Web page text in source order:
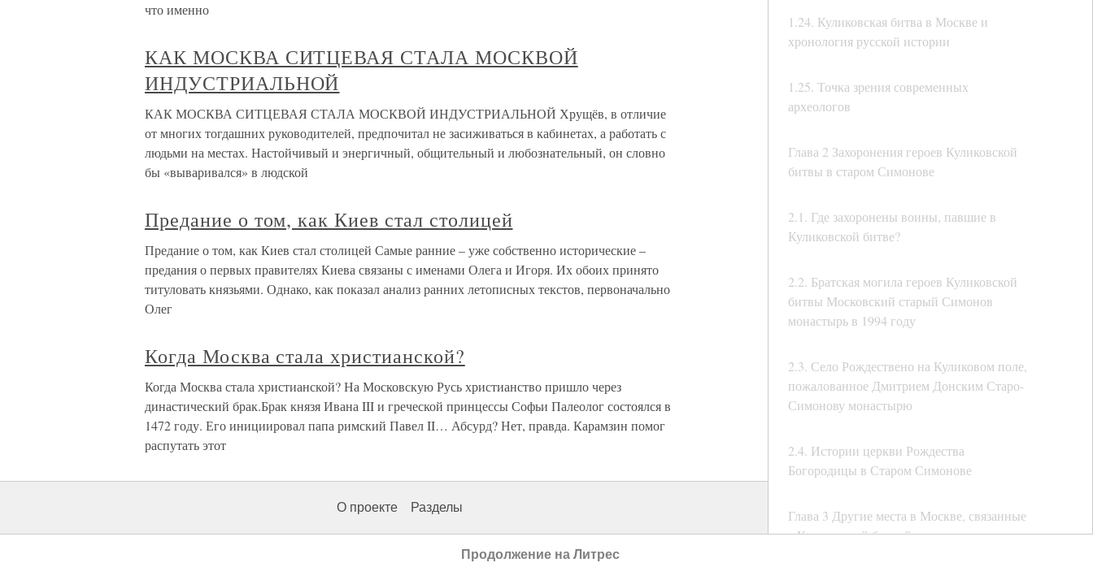
1.24. Куликовская битва в Москве и
хронология русской истории
1.25. Точка зрения современных
археологов
Глава 2 Захоронения героев Куликовской
битвы в старом Симонове
2.1. Где захоронены воины, павшие в
Куликовской битве?
2.2. Братская могила героев Куликовской
битвы Московский старый Симонов
монастырь в 1994 году
2.3. Село Рождествено на Куликовом поле,
пожалованное Дмитрием Донским Старо-
Симонову монастырю
2.4. Истории церкви Рождества
Богородицы в Старом Симонове
Глава 3 Другие места в Москве, связанные
с Куликовской битвой
что именно
КАК МОСКВА СИТЦЕВАЯ СТАЛА МОСКВОЙ
ИНДУСТРИАЛЬНОЙ
КАК МОСКВА СИТЦЕВАЯ СТАЛА МОСКВОЙ ИНДУСТРИАЛЬНОЙ Хрущёв, в отличие
от многих тогдашних руководителей, предпочитал не засиживаться в кабинетах, а работать с
людьми на местах. Настойчивый и энергичный, общительный и любознательный, он словно
бы «вываривался» в людской
Предание о том, как Киев стал столицей
Предание о том, как Киев стал столицей Самые ранние – уже собственно исторические –
предания о первых правителях Киева связаны с именами Олега и Игоря. Их обоих принято
титуловать князьями. Однако, как показал анализ ранних летописных текстов, первоначально
Олег
Когда Москва стала христианской?
Когда Москва стала христианской? На Московскую Русь христианство пришло через
династический брак.Брак князя Ивана III и греческой принцессы Софьи Палеолог состоялся в
1472 году. Его инициировал папа римский Павел II… Абсурд? Нет, правда. Карамзин помог
распутать этот
О проекте Разделы
Продолжение на Литрес